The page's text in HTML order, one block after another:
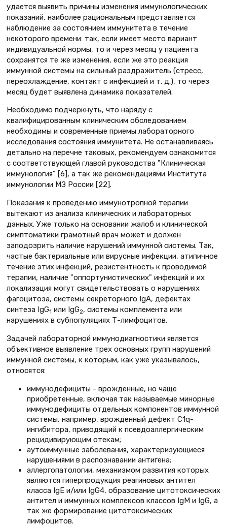
удается выявить причины изменения иммунологических
показаний, наиболее рациональным представляется
наблюдение за состоянием иммунитета в течение
некоторого времени: так, если имеет место вариант
индивидуальной нормы, то и через месяц у пациента
сохранятся те же изменения, если же это реакция
иммунной системы на сильный раздражитель (стресс,
переохлаждение, контакт с инфекцией и т. д.), то через
месяц будет выявлена динамика показателей.
Необходимо подчеркнуть, что наряду с
квалифицированным клиническим обследованием
необходимы и современные приемы лабораторного
исследования состояния иммунитета. Не останавливаясь
детально на перечне таковых, рекомендуем ознакомится
с соответствующей главой руководства "Клиническая
иммунология" [6], а так же рекомендациями Института
иммунологии МЗ России [22].
Показания к проведению иммунотропной терапии
вытекают из анализа клинических и лабораторных
данных. Уже только на основании жалоб и клинической
симптоматики грамотный врач может и должен
заподозрить наличие нарушений иммунной системы. Так,
частые бактериальные или вирусные инфекции, атипичное
течение этих инфекций, резистентность к проводимой
терапии, наличие "оппортунистических" инфекций и их
локализация могут свидетельствовать о нарушениях
фагоцитоза, системы секреторного IgA, дефектах
синтеза IgG1 или IgG2, системы комплемента или
нарушениях в субпопуляциях Т-лимфоцитов.
Задачей лабораторной иммунодиагностики является
объективное выявление трех основных групп нарушений
иммунной системы, к которым, как уже указывалось,
относятся:
иммунодефициты - врожденные, но чаще
приобретенные, включая так называемые минорные
иммунодефициты отдельных компонентов иммунной
системы, например, врожденный дефект С1q-
ингибитора, приводящий к псевдоаллергическим
рецидивирующим отекам;
аутоиммунные заболевания, характеризующиеся
нарушениями в распознавании антигена;
аллергопатологии, механизмом развития которых
являются гиперпродукция реагиновых антител
класса IgE и/или IgG4, образование цитотоксических
антител и иммунных комплексов классов IgM и IgG, а
так же формирование цитотоксических
лимфоцитов.